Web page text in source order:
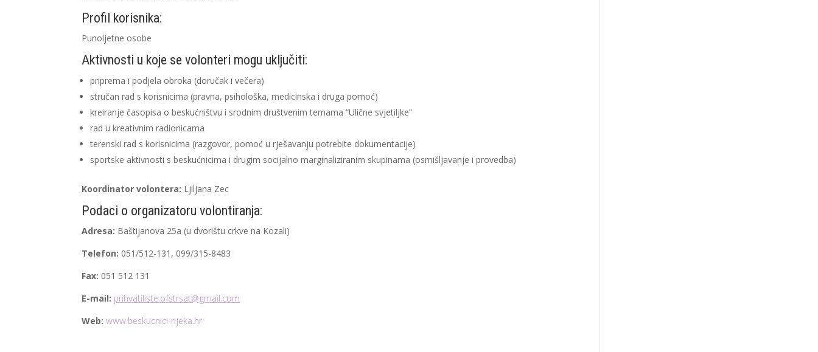
Profil korisnika:
Punoljetne osobe
Aktivnosti u koje se volonteri mogu uključiti:
priprema i podjela obroka (doručak i večera)
stručan rad s korisnicima (pravna, psihološka, medicinska i druga pomoć)
kreiranje časopisa o beskućništvu i srodnim društvenim temama “Ulične svjetiljke”
rad u kreativnim radionicama
terenski rad s korisnicima (razgovor, pomoć u rješavanju potrebite dokumentacije)
sportske aktivnosti s beskućnicima i drugim socijalno marginaliziranim skupinama (osmišljavanje i provedba)
Koordinator volontera: Ljiljana Zec
Podaci o organizatoru volontiranja:
Adresa: Baštijanova 25a (u dvorištu crkve na Kozali)
Telefon: 051/512-131, 099/315-8483
Fax: 051 512 131
E-mail: prihvatiliste.ofstrsat@gmail.com
Web: www.beskucnici-rijeka.hr